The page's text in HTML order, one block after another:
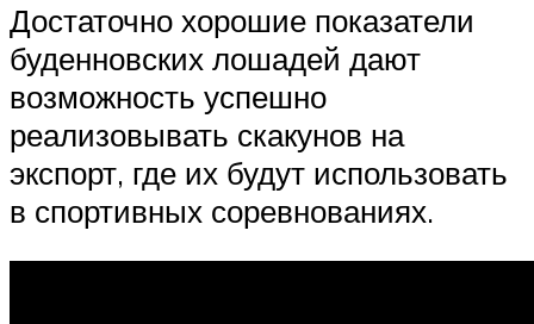
Достаточно хорошие показатели
буденновских лошадей дают
возможность успешно
реализовывать скакунов на
экспорт, где их будут использовать
в спортивных соревнованиях.